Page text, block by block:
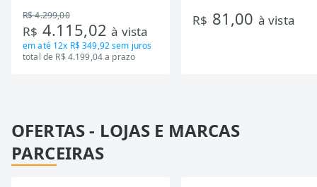
Tecnologia Inverter, Branco,
Bivolt
R$ 4.299,00
R$ 4.115,02à vista
em até 12x R$ 349,92sem juros
total de R$ 4.199,04 a prazo
R$ 81,00 à vista
OFERTAS - LOJAS E MARCAS
PARCEIRAS